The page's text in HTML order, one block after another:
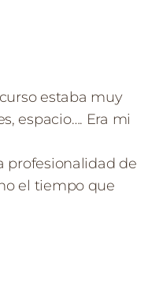
estaba muy
espacio…. Era mi
profesionalidad de
el tiempo que